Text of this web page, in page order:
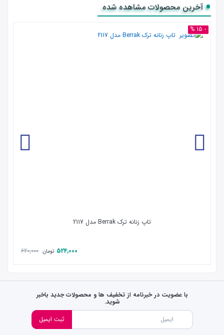
آخرین محصولات مشاهده شده
- 15 %
تاپ زنانه ترک Berrak مدل 2117
524,000 تومان 620,000
با عضویت در خبرنامه از تخفیف ها و محصولات جدید باخبر
شوید.
ثبت ایمیل